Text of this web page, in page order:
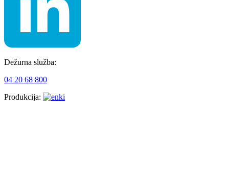
Dežurna služba:
04 20 68 800
Produkcija: